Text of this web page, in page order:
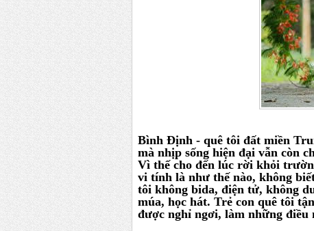
Bình Định - quê tôi đất miền
mà nhịp sống hiện đại vẫn còn
Vì thế cho đến lúc rời khỏi
vi tính là như thế nào, không
tôi không bida, điện tử, không
múa, học hát. Trẻ con quê tôi
được nghỉ ngơi, làm những điều